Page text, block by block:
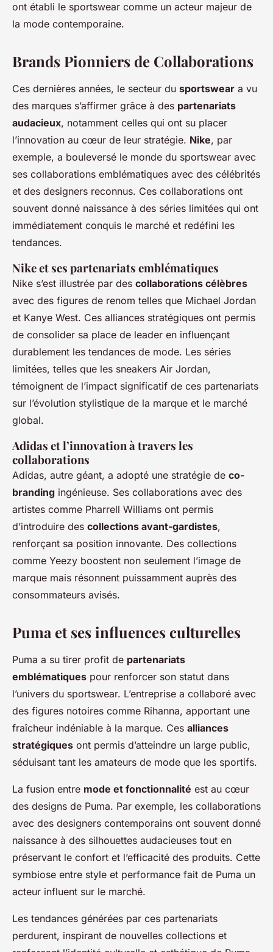
ont établi le sportswear comme un acteur majeur de
la mode contemporaine.
Brands Pionniers de Collaborations
Ces dernières années, le secteur du sportswear a vu
des marques s’affirmer grâce à des partenariats
audacieux, notamment celles qui ont su placer
l’innovation au cœur de leur stratégie. Nike, par
exemple, a bouleversé le monde du sportswear avec
ses collaborations emblématiques avec des célébrités
et des designers reconnus. Ces collaborations ont
souvent donné naissance à des séries limitées qui ont
immédiatement conquis le marché et redéfini les
tendances.
Nike et ses partenariats emblématiques
Nike s’est illustrée par des collaborations célèbres
avec des figures de renom telles que Michael Jordan
et Kanye West. Ces alliances stratégiques ont permis
de consolider sa place de leader en influençant
durablement les tendances de mode. Les séries
limitées, telles que les sneakers Air Jordan,
témoignent de l’impact significatif de ces partenariats
sur l’évolution stylistique de la marque et le marché
global.
Adidas et l’innovation à travers les
collaborations
Adidas, autre géant, a adopté une stratégie de co-
branding ingénieuse. Ses collaborations avec des
artistes comme Pharrell Williams ont permis
d’introduire des collections avant-gardistes,
renforçant sa position innovante. Des collections
comme Yeezy boostent non seulement l’image de
marque mais résonnent puissamment auprès des
consommateurs avisés.
Puma et ses influences culturelles
Puma a su tirer profit de partenariats
emblématiques pour renforcer son statut dans
l’univers du sportswear. L’entreprise a collaboré avec
des figures notoires comme Rihanna, apportant une
fraîcheur indéniable à la marque. Ces alliances
stratégiques ont permis d’atteindre un large public,
séduisant tant les amateurs de mode que les sportifs.
La fusion entre mode et fonctionnalité est au cœur
des designs de Puma. Par exemple, les collaborations
avec des designers contemporains ont souvent donné
naissance à des silhouettes audacieuses tout en
préservant le confort et l’efficacité des produits. Cette
symbiose entre style et performance fait de Puma un
acteur influent sur le marché.
Les tendances générées par ces partenariats
perdurent, inspirant de nouvelles collections et